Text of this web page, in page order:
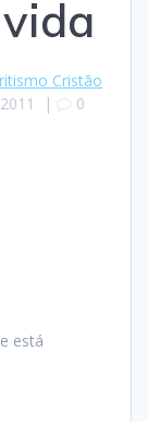
Cristão
| 0
está